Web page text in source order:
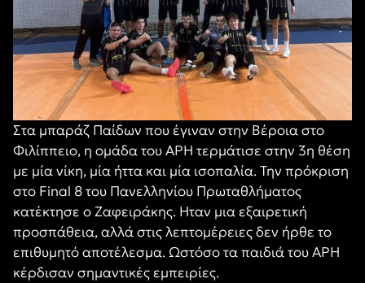
Στα μπαράζ Παίδων που έγιναν στην Βέροια στο
Φιλίππειο, η ομάδα του ΑΡΗ τερμάτισε στην 3η θέση
με μία νίκη, μία ήττα και μία ισοπαλία. Την πρόκριση
στο Final 8 του Πανελληνίου Πρωταθλήματος
κατέκτησε ο Ζαφειράκης. Ηταν μια εξαιρετική
προσπάθεια, αλλά στις λεπτομέρειες δεν ήρθε το
επιθυμητό αποτέλεσμα. Ωστόσο τα παιδιά του ΑΡΗ
κέρδισαν σημαντικές εμπειρίες.